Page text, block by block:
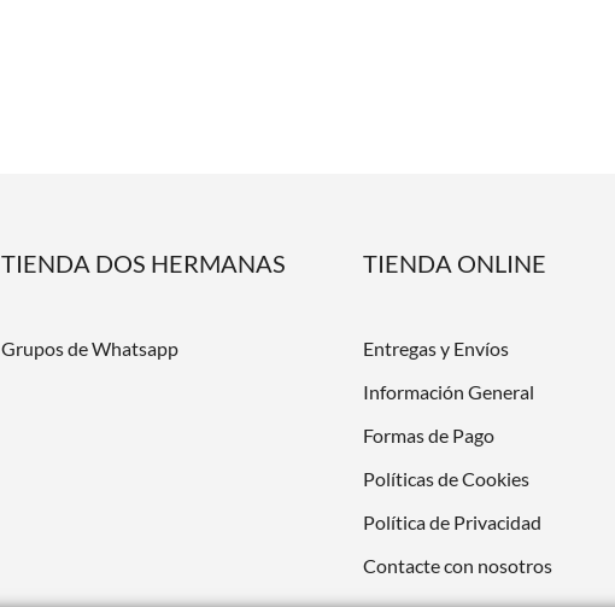
TIENDA DOS HERMANAS
Grupos de Whatsapp
TIENDA ONLINE
Entregas y Envíos
Información General
Formas de Pago
Políticas de Cookies
Política de Privacidad
Contacte con nosotros